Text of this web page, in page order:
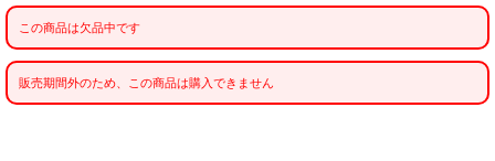
この商品は欠品中です
販売期間外のため、この商品は購入できません